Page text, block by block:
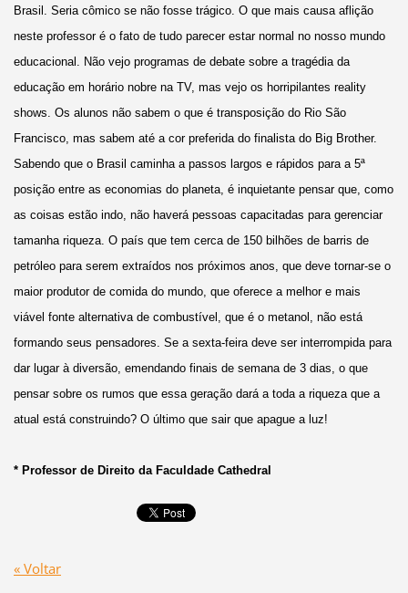
Brasil. Seria cômico se não fosse trágico. O que mais causa aflição
neste professor é o fato de tudo parecer estar normal no nosso mundo
educacional. Não vejo programas de debate sobre a tragédia da
educação em horário nobre na TV, mas vejo os horripilantes reality
shows. Os alunos não sabem o que é transposição do Rio São
Francisco, mas sabem até a cor preferida do finalista do Big Brother.
Sabendo que o Brasil caminha a passos largos e rápidos para a 5ª
posição entre as economias do planeta, é inquietante pensar que, como
as coisas estão indo, não haverá pessoas capacitadas para gerenciar
tamanha riqueza. O país que tem cerca de 150 bilhões de barris de
petróleo para serem extraídos nos próximos anos, que deve tornar-se o
maior produtor de comida do mundo, que oferece a melhor e mais
viável fonte alternativa de combustível, que é o metanol, não está
formando seus pensadores. Se a sexta-feira deve ser interrompida para
dar lugar à diversão, emendando finais de semana de 3 dias, o que
pensar sobre os rumos que essa geração dará a toda a riqueza que a
atual está construindo? O último que sair que apague a luz!
* Professor de Direito da Faculdade Cathedral
« Voltar